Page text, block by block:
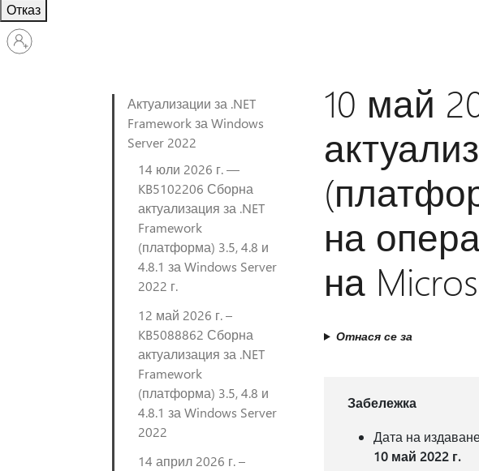
Отказ
Влезте
във
Актуализации за .NET
Framework за Windows
Server 2022
14 юли 2026 г. —
KB5102206 Сборна
актуализация за .NET
Framework
(платформа) 3.5, 4.8 и
4.8.1 за Windows Server
2022 г.
12 май 2026 г. –
KB5088862 Сборна
актуализация за .NET
Framework
(платформа) 3.5, 4.8 и
4.8.1 за Windows Server
2022
14 април 2026 г. –
10 май
на
на
Отнася се за
Забележка
Дата на
10 май 2022 г.